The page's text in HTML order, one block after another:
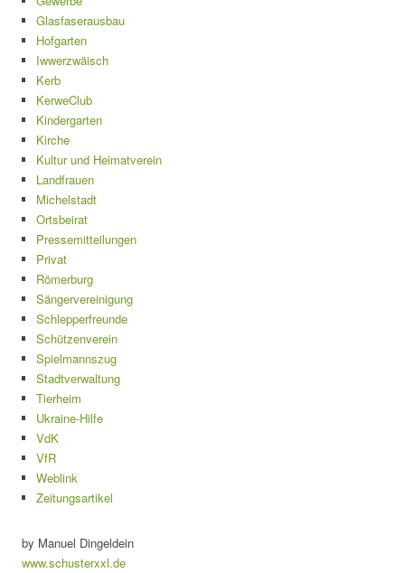
Glasfaserausbau
Hofgarten
Iwwerzwäisch
Kerb
KerweClub
Kindergarten
Kirche
Kultur und Heimatverein
Landfrauen
Michelstadt
Ortsbeirat
Pressemitteilungen
Privat
Römerburg
Sängervereinigung
Schlepperfreunde
Schützenverein
Spielmannszug
Stadtverwaltung
Tierheim
Ukraine-Hilfe
VdK
VfR
Weblink
Zeitungsartikel
by Manuel Dingeldein
www.schusterxxl.de